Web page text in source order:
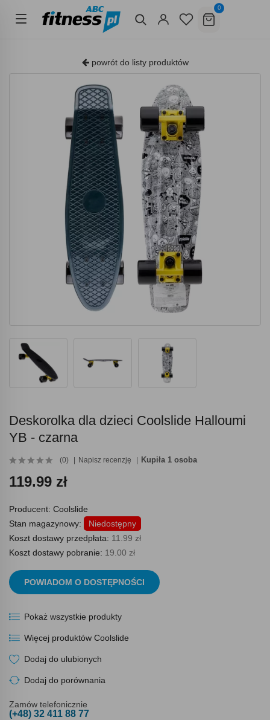
0
powrót do listy produktów
Deskorolka dla dzieci Coolslide Halloumi
YB - czarna
(0) Napisz recenzję Kupiła 1 osoba
119.99 zł
Producent: Coolslide
Stan magazynowy:
Niedostępny
Koszt dostawy przedpłata: 11.99 zł
Koszt dostawy pobranie: 19.00 zł
POWIADOM O DOSTĘPNOŚCI
Pokaż wszystkie produkty
Więcej produktów Coolslide
Dodaj do ulubionych
Dodaj do porównania
Zamów telefonicznie
(+48) 32 411 88 77